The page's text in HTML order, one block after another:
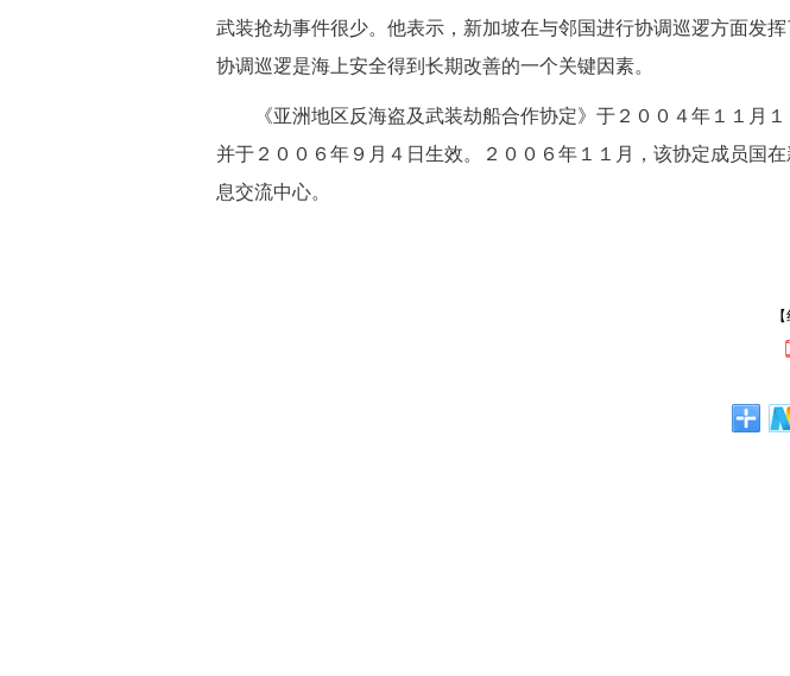
武装抢劫事件很少。他表示，新加坡在与邻国进行协调巡逻方面发
协调巡逻是海上安全得到长期改善的一个关键因素。
《亚洲地区反海盗及武装劫船合作协定》于２００４年１１月１
并于２００６年９月４日生效。２００６年１１月，该协定成员国
息交流中心。